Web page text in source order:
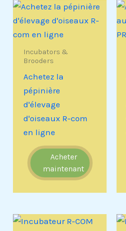
Incubators &
Brooders
Achetez la
pépinière
d'élevage
d'oiseaux R-com
en ligne
Acheter
maintenant